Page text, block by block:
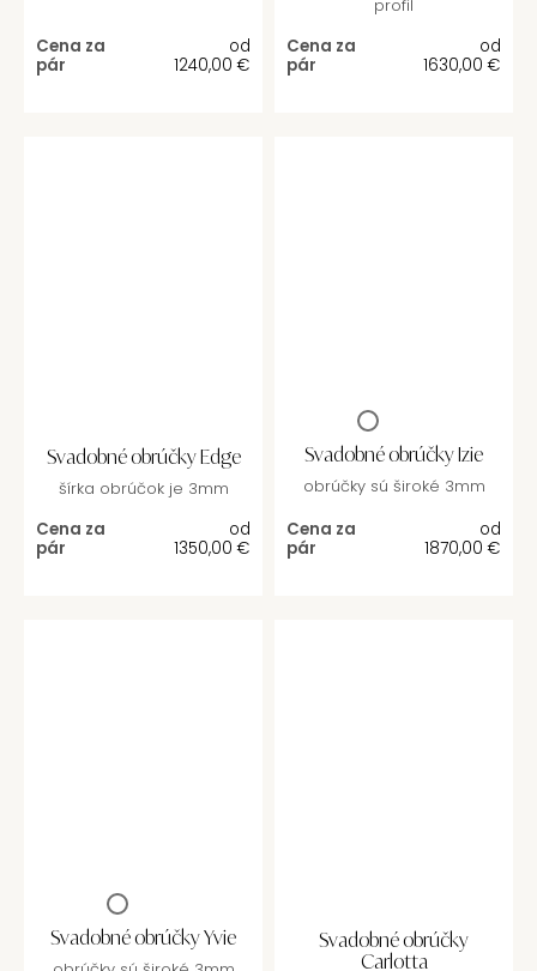
Cena za
pár
od
1240,00 €
profil
Cena za
pár
od
1630,00 €
Svadobné obrúčky Edge
šírka obrúčok je 3mm
Cena za
pár
od
1350,00 €
Svadobné obrúčky Izie
obrúčky sú široké 3mm
Cena za
pár
od
1870,00 €
Svadobné obrúčky Yvie
Svadobné obrúčky
Carlotta